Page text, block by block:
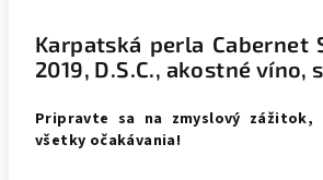
Karpatská perla Cabernet
2019, D.S.C., akostné víno,
Pripravte sa na zmyslový zážitok,
všetky očakávania!